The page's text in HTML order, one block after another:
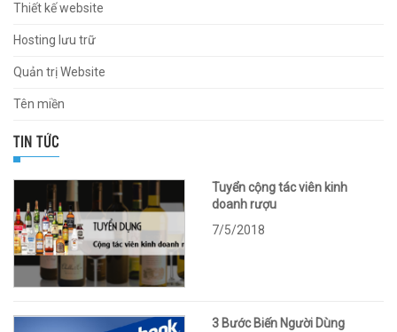
Thiết kế website
Hosting lưu trữ
Quản trị Website
Tên miền
TIN TỨC
Tuyển cộng tác viên kinh
doanh rượu
7/5/2018
3 Bước Biến Người Dùng